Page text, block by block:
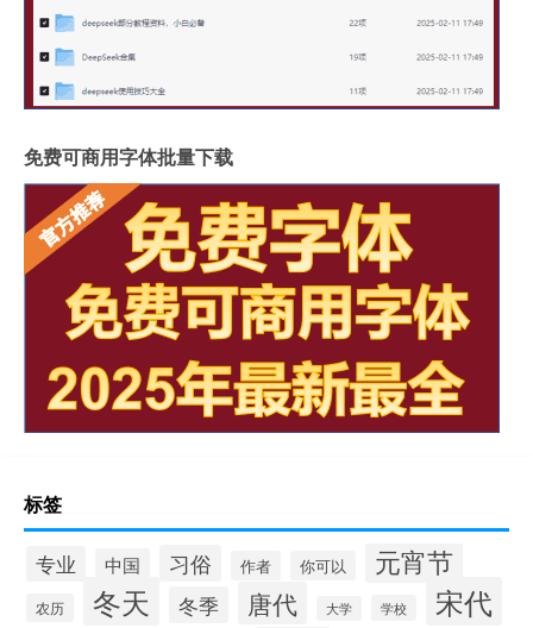
免费可商用字体批量下载
标签
专业 中国 习俗 作者 你可以 元宵节
农历 冬天 冬季 唐代 大学 学校 宋代